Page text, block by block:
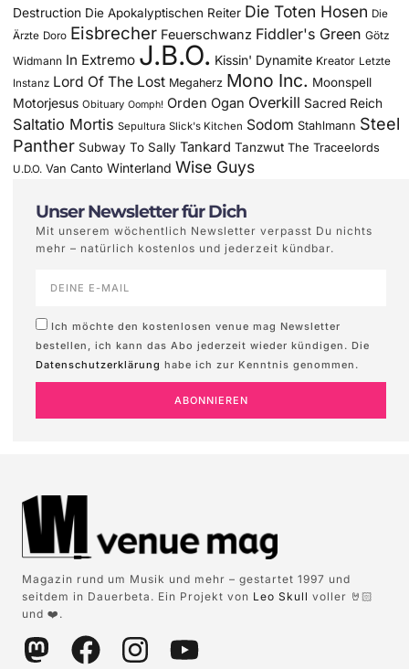
Destruction Die Apokalyptischen Reiter Die Toten Hosen Die
Ärzte Doro Eisbrecher Feuerschwanz Fiddler's Green Götz
Widmann In Extremo J.B.O. Kissin' Dynamite Kreator Letzte
Instanz Lord Of The Lost Megaherz Mono Inc. Moonspell
Motorjesus Obituary Oomph! Orden Ogan Overkill Sacred Reich
Saltatio Mortis Sepultura Slick's Kitchen Sodom Stahlmann Steel
Panther Subway To Sally Tankard Tanzwut The Traceelords
U.D.O. Van Canto Winterland Wise Guys
Unser Newsletter für Dich
Mit unserem wöchentlich Newsletter verpasst Du nichts
mehr – natürlich kostenlos und jederzeit kündbar.
Ich möchte den kostenlosen venue mag Newsletter
bestellen, ich kann das Abo jederzeit wieder kündigen. Die
Datenschutzerklärung habe ich zur Kenntnis genommen.
ABONNIEREN
Magazin rund um Musik und mehr – gestartet 1997 und
seitdem in Dauerbeta. Ein Projekt von Leo Skull voller 🤘🏻
und ❤️.